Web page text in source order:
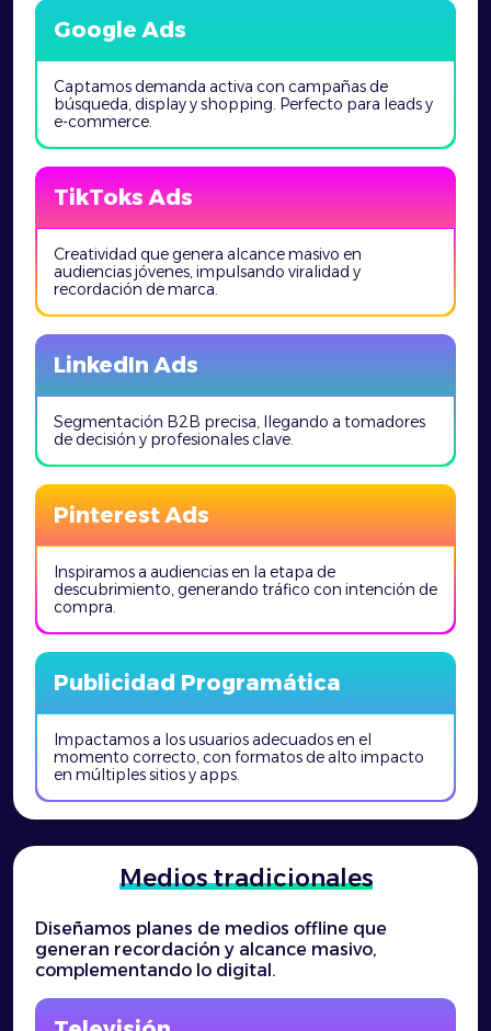
Google Ads
Captamos demanda activa con campañas de
búsqueda, display y shopping. Perfecto para leads y
e-commerce.
TikToks Ads
Creatividad que genera alcance masivo en
audiencias jóvenes, impulsando viralidad y
recordación de marca.
LinkedIn Ads
Segmentación B2B precisa, llegando a tomadores
de decisión y profesionales clave.
Pinterest Ads
Inspiramos a audiencias en la etapa de
descubrimiento, generando tráfico con intención de
compra.
Publicidad Programática
Impactamos a los usuarios adecuados en el
momento correcto, con formatos de alto impacto
en múltiples sitios y apps.
Medios tradicionales
Diseñamos planes de medios offline que
generan recordación y alcance masivo,
complementando lo digital.